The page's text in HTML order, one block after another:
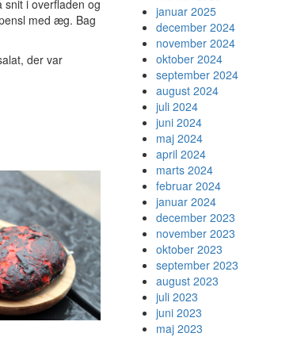
i overfladen og
med æg. Bag
der var
januar 2025
december 2024
november 2024
oktober 2024
september 2024
august 2024
juli 2024
juni 2024
maj 2024
april 2024
marts 2024
februar 2024
januar 2024
december 2023
november 2023
oktober 2023
september 2023
august 2023
juli 2023
juni 2023
maj 2023